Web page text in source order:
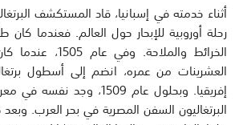
أثناء خدمته في إسبانيا، قاد المستكشف
رحلة أوروبية للإبحار حول العالم. فعندما
الخرائط والملاحة.
العشرينات من عمره، انضم إلى أسطول
إفريقيا. وبحلول عام 1509،
البرتغاليون السفن المصرية في بحر العرب.